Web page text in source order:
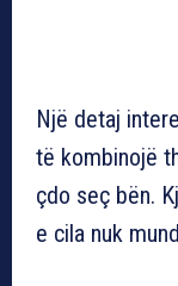
Një detaj
të kombinojë
çdo seç bën.
e cila nuk